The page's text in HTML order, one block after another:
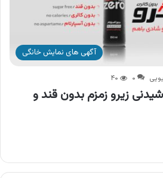
آگهی های نمایش خانگی
۰ ۴۰
زیرو زمزم بدون قند و